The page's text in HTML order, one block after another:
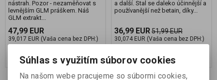
nástrah. Pozor - nezaměňovat s
levnějším GLM práškem. Náš
GLM extrakt...
47,99 EUR
39,017 EUR (Vaša cena bez DPH:)
a další. Stal se daleko účinnější a
používanější než betain, díky...
36,99 EUR51,99 EUR
30,074 EUR (Vaša cena bez DPH:)
Súhlas s využitím súborov cookies
Na našom webe pracujeme so súbormi cookies,